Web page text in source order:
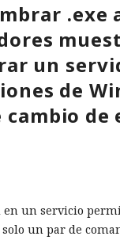
.exe
un
de
cambio de
un servicio
un par de